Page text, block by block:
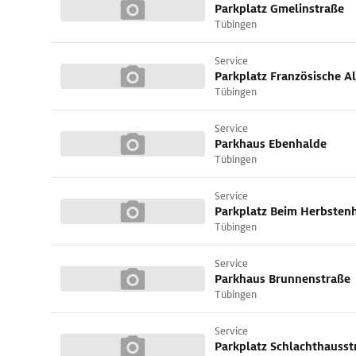
Parkplatz Gmelinstraße
Tübingen
Service
Parkplatz Französische
Tübingen
Service
Parkhaus Ebenhalde
Tübingen
Service
Parkplatz Beim
Tübingen
Service
Parkhaus Brunnenstraße
Tübingen
Service
Parkplatz